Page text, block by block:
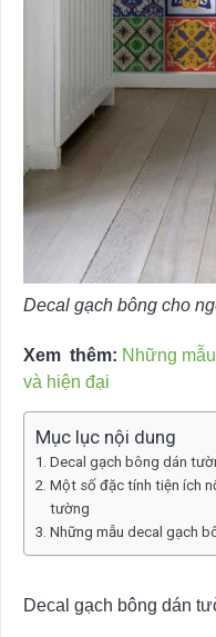
Decal gạch bông cho
Xem thêm: Những
và hiện đại
Mục lục nội dung
Decal gạch bông dán
Một số đặc tính tiện ích
tường
Những mẫu decal gạch
Decal gạch bông dán